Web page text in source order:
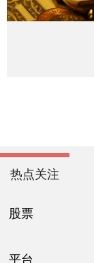
热点关注
股票
平台